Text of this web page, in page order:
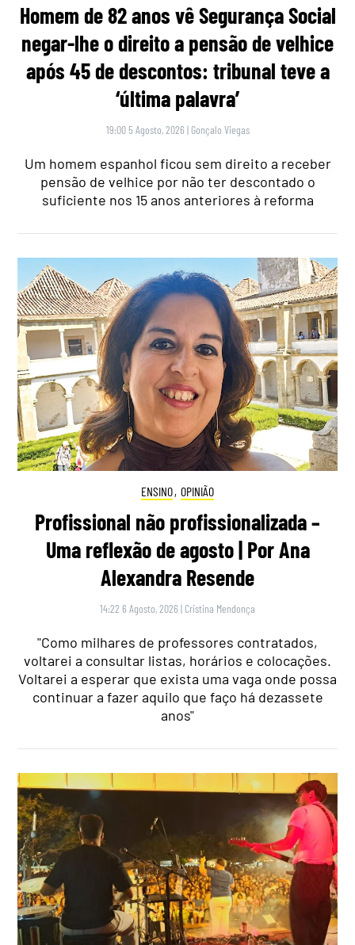
Homem de 82 anos vê Segurança Social
negar-lhe o direito a pensão de velhice
após 45 de descontos: tribunal teve a
‘última palavra’
19:00 5 Agosto, 2026 | Gonçalo Viegas
Um homem espanhol ficou sem direito a receber
pensão de velhice por não ter descontado o
suficiente nos 15 anos anteriores à reforma
ENSINO, OPINIÃO
Profissional não profissionalizada –
Uma reflexão de agosto | Por Ana
Alexandra Resende
14:22 6 Agosto, 2026 | Cristina Mendonça
"Como milhares de professores contratados,
voltarei a consultar listas, horários e colocações.
Voltarei a esperar que exista uma vaga onde possa
continuar a fazer aquilo que faço há dezassete
anos"